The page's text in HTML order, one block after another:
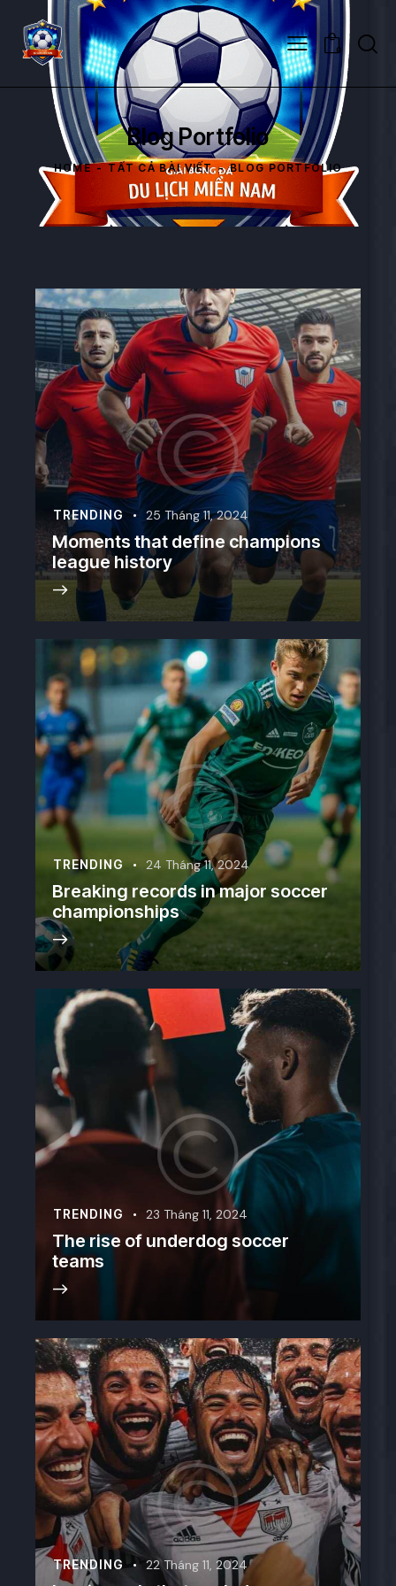
0
Blog Portfolio
HOME TẤT CẢ BÀI VIẾT BLOG PORTFOLIO
TRENDING 25 Tháng 11, 2024
Moments that define champions
league history
TRENDING 24 Tháng 11, 2024
Breaking records in major soccer
championships
TRENDING 23 Tháng 11, 2024
The rise of underdog soccer
teams
TRENDING 22 Tháng 11, 2024